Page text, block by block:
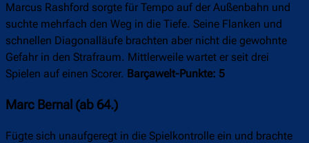
Marcus Rashford sorgte für Tempo auf der Außenbahn und
suchte mehrfach den Weg in die Tiefe. Seine Flanken und
schnellen Diagonalläufe brachten aber nicht die gewohnte
Gefahr in den Strafraum. Mittlerweile wartet er seit drei
Spielen auf einen Scorer. Barçawelt-Punkte: 5
Marc Bernal (ab 64.)
Fügte sich unaufgeregt in die Spielkontrolle ein und brachte